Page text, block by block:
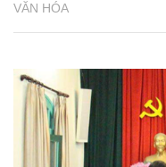
VĂN HÓA